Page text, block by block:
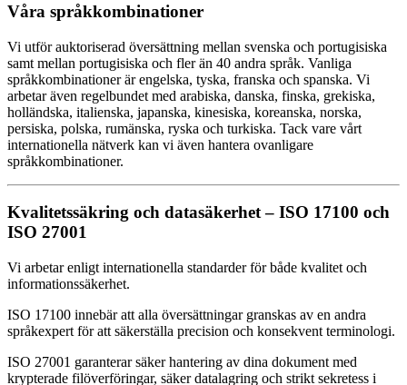
Våra språkkombinationer
Vi utför auktoriserad översättning mellan svenska och portugisiska
samt mellan portugisiska och fler än 40 andra språk. Vanliga
språkkombinationer är engelska, tyska, franska och spanska. Vi
arbetar även regelbundet med arabiska, danska, finska, grekiska,
holländska, italienska, japanska, kinesiska, koreanska, norska,
persiska, polska, rumänska, ryska och turkiska. Tack vare vårt
internationella nätverk kan vi även hantera ovanligare
språkkombinationer.
Kvalitetssäkring och datasäkerhet – ISO 17100 och
ISO 27001
Vi arbetar enligt internationella standarder för både kvalitet och
informationssäkerhet.
ISO 17100 innebär att alla översättningar granskas av en andra
språkexpert för att säkerställa precision och konsekvent terminologi.
ISO 27001 garanterar säker hantering av dina dokument med
krypterade filöverföringar, säker datalagring och strikt sekretess i